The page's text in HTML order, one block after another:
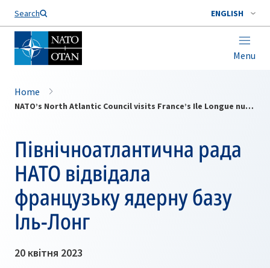
Search ENGLISH
Menu
Home
NATO’s North Atlantic Council visits France’s Ile Longue nuclear base
Північноатлантична рада
НАТО відвідала
французьку ядерну базу
Іль-Лонг
20 квітня 2023